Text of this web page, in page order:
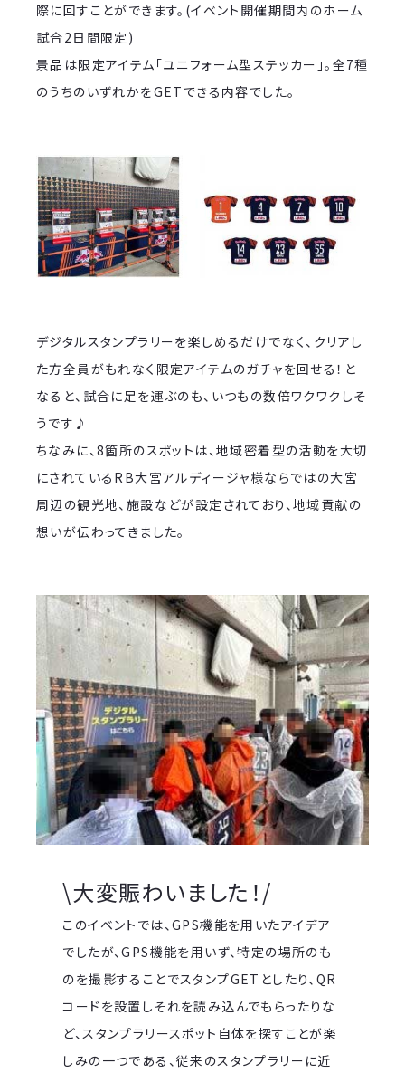
際に回すことができます。(イベント開催期間内のホーム
試合2日間限定)
景品は限定アイテム「ユニフォーム型ステッカー」。全7種
のうちのいずれかをGETできる内容でした。
デジタルスタンプラリーを楽しめるだけでなく、クリアし
た方全員がもれなく限定アイテムのガチャを回せる！と
なると、試合に足を運ぶのも、いつもの数倍ワクワクしそ
うです♪
ちなみに、8箇所のスポットは、地域密着型の活動を大切
にされているRB大宮アルディージャ様ならではの大宮
周辺の観光地、施設などが設定されており、地域貢献の
想いが伝わってきました。
\大変賑わいました！/
このイベントでは、GPS機能を用いたアイデア
でしたが、GPS機能を用いず、特定の場所のも
のを撮影することでスタンプGETとしたり、QR
コードを設置しそれを読み込んでもらったりな
ど、スタンプラリースポット自体を探すことが楽
しみの一つである、従来のスタンプラリーに近